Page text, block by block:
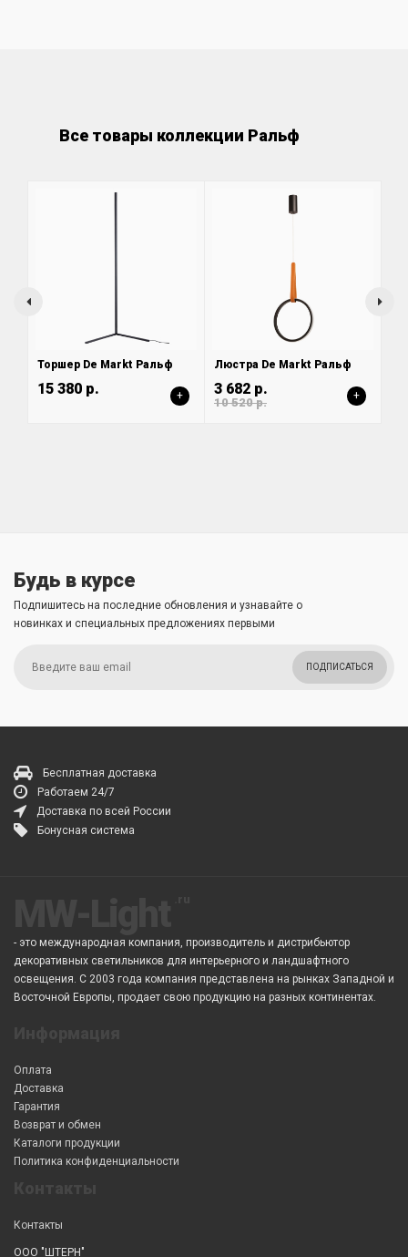
Все товары коллекции Ральф
Торшер De Markt Ральф
15 380 р. +
Люстра De Markt Ральф
3 682 р.
10 520 р. +
Будь в курсе
Подпишитесь на последние обновления и узнавайте о
новинках и специальных предложениях первыми
ПОДПИСАТЬСЯ
Бесплатная доставка
Работаем 24/7
Доставка по всей России
Бонусная система
- это международная компания, производитель и дистрибьютор
декоративных светильников для интерьерного и ландшафтного
освещения. С 2003 года компания представлена на рынках Западной и
Восточной Европы, продает свою продукцию на разных континентах.
Оплата
Доставка
Гарантия
Возврат и обмен
Каталоги продукции
Политика конфиденциальности
Контакты
ООО "ШТЕРН"